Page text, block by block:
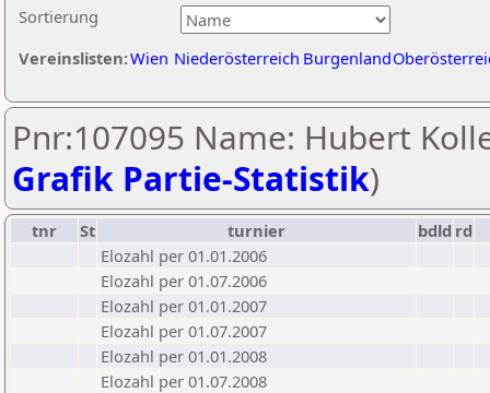
Sortierung
Vereinslisten:Wien Niederösterreich Burgenland
Pnr:107095 Name: Hubert
Grafik Partie-Statistik)
tnr St turnier bdld rd
Elozahl per 01.01.2006
Elozahl per 01.07.2006
Elozahl per 01.01.2007
Elozahl per 01.07.2007
Elozahl per 01.01.2008
Elozahl per 01.07.2008